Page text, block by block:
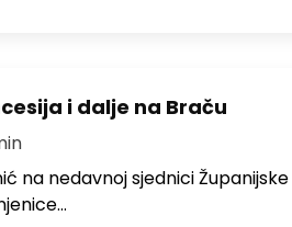
i dalje na Braču
na nedavnoj sjednici Županijske